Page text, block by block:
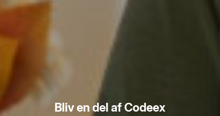
Bliv en del af Codeex